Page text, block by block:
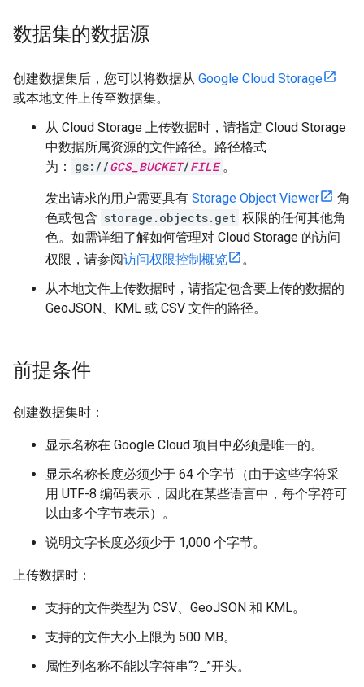
数据集的数据源
创建数据集后，您可以将数据从 Google Cloud Storage
或本地文件上传至数据集。
从 Cloud Storage 上传数据时，请指定 Cloud Storage
中数据所属资源的文件路径。路径格式
为：
gs://GCS_BUCKET/FILE 。
发出请求的用户需要具有 Storage Object Viewer
角
色或包含 storage.objects.get 权限的任何其他角
色。如需详细了解如何管理对 Cloud Storage 的访问
权限，请参阅访问权限控制概览
。
从本地文件上传数据时，请指定包含要上传的数据的
GeoJSON、KML 或 CSV 文件的路径。
前提条件
创建数据集时：
显示名称在 Google Cloud 项目中必须是唯一的。
显示名称长度必须少于 64 个字节（由于这些字符采
用 UTF-8 编码表示，因此在某些语言中，每个字符可
以由多个字节表示）。
说明文字长度必须少于 1,000 个字节。
上传数据时：
支持的文件类型为 CSV、GeoJSON 和 KML。
支持的文件大小上限为 500 MB。
属性列名称不能以字符串“?_”开头。